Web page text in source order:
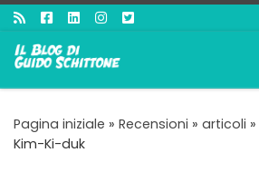
Passa al contenuto
Pagina iniziale » Recensioni » articoli »
Kim-Ki-duk